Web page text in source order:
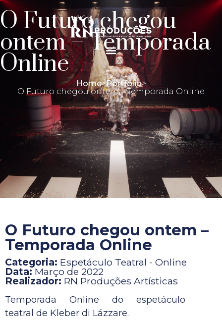
O Futuro chegou
ontem – Temporada
Online
Home>Portfólio>
O Futuro chegou ontem – Temporada Online
O Futuro chegou ontem –
Temporada Online
Categoria: Espetáculo Teatral - Online
Data:Março de 2022
Realizador: RN Produções Artísticas
Temporada Online do espetáculo
teatral de Kleber di Lázzare.